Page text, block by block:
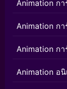
Animation ก
Animation ก
Animation ก
Animation อ